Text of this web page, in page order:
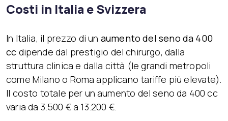
Costi in Italia e Svizzera
In Italia, il prezzo di un aumento del seno da 400
cc dipende dal prestigio del chirurgo, dalla
struttura clinica e dalla città (le grandi metropoli
come Milano o Roma applicano tariffe più elevate).
Il costo totale per un aumento del seno da 400 cc
varia da 3.500 € a 13.200 €.